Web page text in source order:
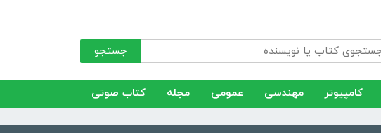
جستجو
کامپیوتر مهندسی عمومی مجله کتاب صوتی